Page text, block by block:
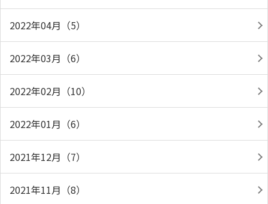
2022年04月（5）
2022年03月（6）
2022年02月（10）
2022年01月（6）
2021年12月（7）
2021年11月（8）